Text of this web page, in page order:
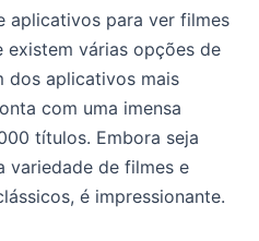
aplicativos para ver filmes
várias opções de
dos aplicativos mais
com uma imensa
títulos. Embora seja
variedade de filmes e
é impressionante.